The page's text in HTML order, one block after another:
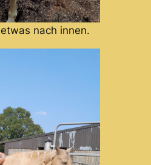
nach innen.